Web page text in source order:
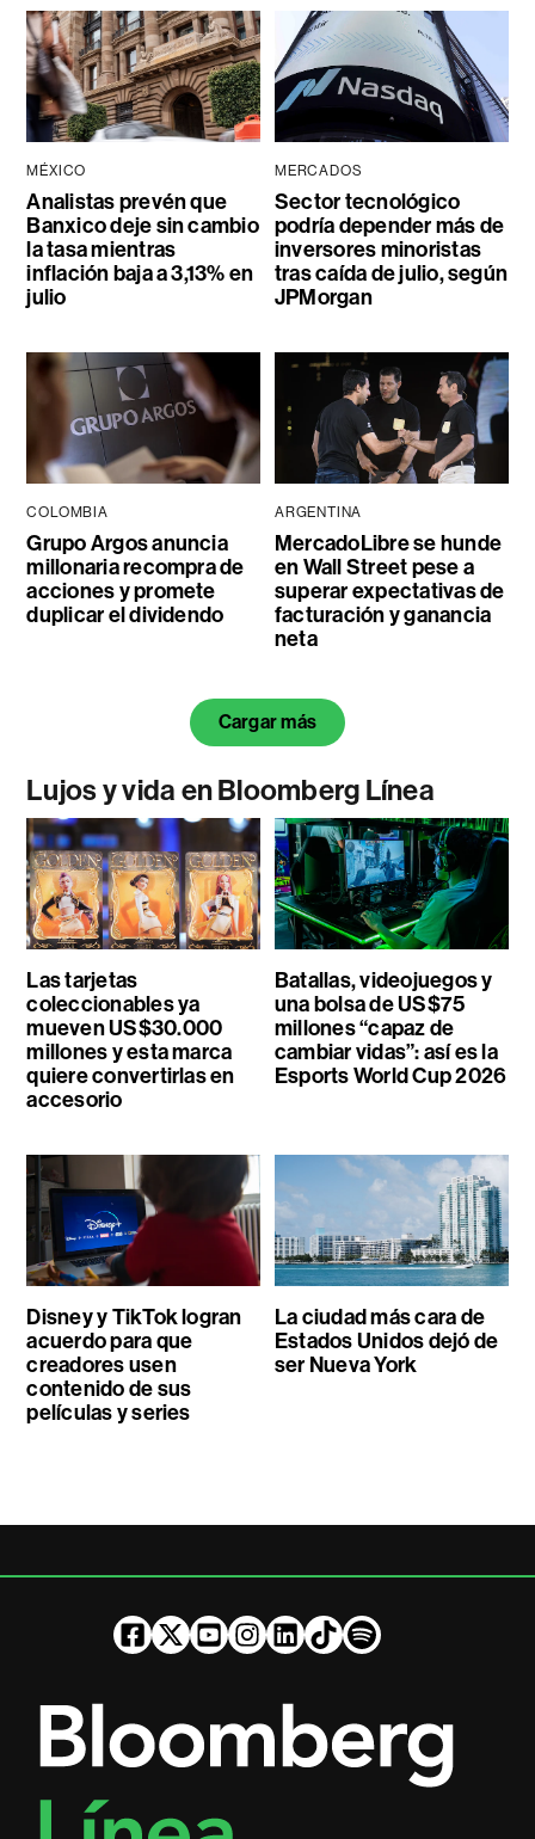
MÉXICO
Analistas prevén que
Banxico deje sin cambio
la tasa mientras
inflación baja a 3,13% en
julio
MERCADOS
Sector tecnológico
podría depender más de
inversores minoristas
tras caída de julio, según
JPMorgan
COLOMBIA
Grupo Argos anuncia
millonaria recompra de
acciones y promete
duplicar el dividendo
ARGENTINA
MercadoLibre se hunde
en Wall Street pese a
superar expectativas de
facturación y ganancia
neta
Cargar más
Lujos y vida en Bloomberg Línea
Las tarjetas
coleccionables ya
mueven US$30.000
millones y esta marca
quiere convertirlas en
accesorio
Batallas, videojuegos y
una bolsa de US$75
millones “capaz de
cambiar vidas”: así es la
Esports World Cup 2026
Disney y TikTok logran
acuerdo para que
creadores usen
contenido de sus
películas y series
La ciudad más cara de
Estados Unidos dejó de
ser Nueva York